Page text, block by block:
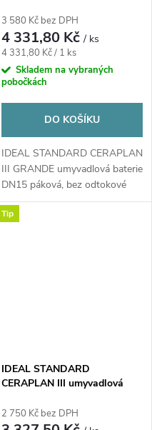
baterie, chrom
3 580 Kč bez DPH
4 331,80 Kč/ ks
Měrná
cena:
4 331,80 Kč / 1 ks
Skladem na vybraných
pobočkách
DO KOŠÍKU
IDEAL STANDARD CERAPLAN
III GRANDE umyvadlová baterie
DN15 páková, bez odtokové
garnitury...
Tip
IDEAL STANDARD
CERAPLAN III umyvadlová
2 750 Kč bez DPH